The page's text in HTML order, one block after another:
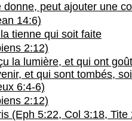
peut ajouter une
14:6)
tienne qui soit faite
2:12)
la lumière, et qui ont
et qui sont tombés,
6:4-6)
2:12)
(Eph 5:22, Col 3:18, Tite